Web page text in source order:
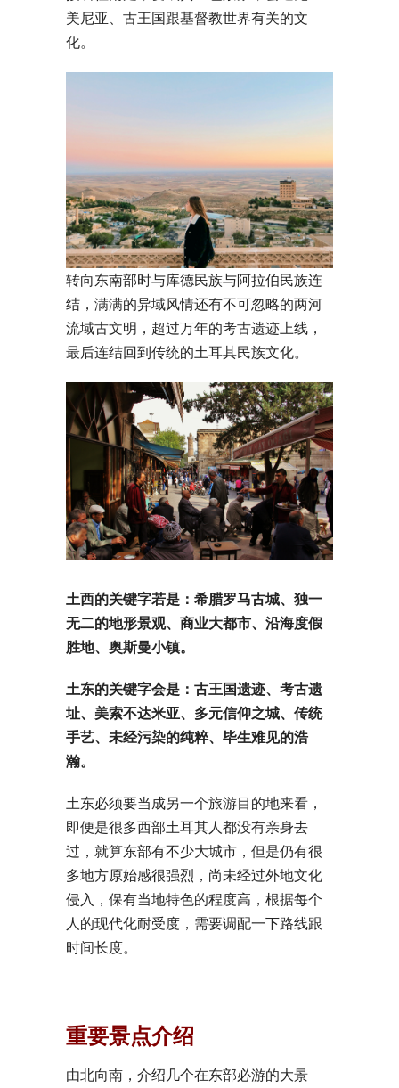
美尼亚、古王国跟基督教世界有关的文
化。
转向东南部时与库德民族与阿拉伯民族连
结，满满的异域风情还有不可忽略的两河
流域古文明，超过万年的考古遗迹上线，
最后连结回到传统的土耳其民族文化。
土西的关键字若是：希腊罗马古城、独一
无二的地形景观、商业大都市、沿海度假
胜地、奥斯曼小镇。
土东的关键字会是：古王国遗迹、考古遗
址、美索不达米亚、多元信仰之城、传统
手艺、未经污染的纯粹、毕生难见的浩
瀚。
土东必须要当成另一个旅游目的地来看，
即便是很多西部土耳其人都没有亲身去
过，就算东部有不少大城市，但是仍有很
多地方原始感很强烈，尚未经过外地文化
侵入，保有当地特色的程度高，根据每个
人的现代化耐受度，需要调配一下路线跟
时间长度。
重要景点介绍
由北向南，介绍几个在东部必游的大景